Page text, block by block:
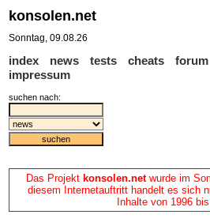
Das Projekt konsolen.netwurde im
diesem Internetauftritt handelt es sich
Inhalte von 1996 bis
konsolen.net
Sonntag, 09.08.26
index news tests cheats forum
impressum
suchen nach: